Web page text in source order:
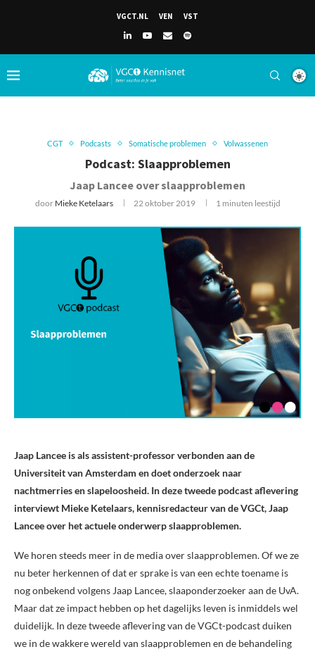
VGCT.NL VEN VST
CGT Podcasts Somatische problemen Volwassenen
Podcast: Slaapproblemen
Jaap Lancee over slaapproblemen
door Mieke Ketelaars 22 oktober 2019 1 minuten leestijd
Jaap Lancee is als assistent-professor verbonden aan de
Universiteit van Amsterdam en doet onderzoek naar
nachtmerries en slapeloosheid. In deze tweede podcast aflevering
interviewt Mieke Ketelaars, kennisredacteur van de VGCt, Jaap
Lancee over het actuele onderwerp slaapproblemen.
We horen steeds meer in de media over slaapproblemen. Of we ze
nu beter herkennen of dat er sprake is van een echte toename is
nog onbekend volgens Jaap Lancee, slaaponderzoeker aan de UvA.
Maar dat ze impact hebben op het dagelijks leven is inmiddels wel
duidelijk. In deze tweede aflevering van de VGCt-podcast duiken
we in de wakkere wereld van slaapproblemen en de behandeling